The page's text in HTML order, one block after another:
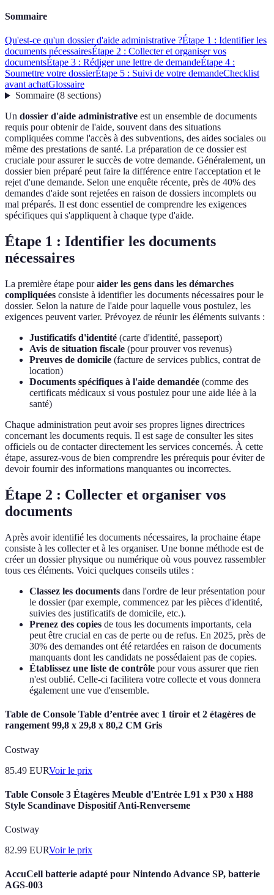
Sommaire
Qu'est-ce qu'un dossier d'aide administrative ?Étape 1 : Identifier les
documents nécessairesÉtape 2 : Collecter et organiser vos
documentsÉtape 3 : Rédiger une lettre de demandeÉtape 4 :
Soumettre votre dossierÉtape 5 : Suivi de votre demandeChecklist
avant achatGlossaire
Sommaire(8 sections)
Un dossier d'aide administrative est un ensemble de documents
requis pour obtenir de l'aide, souvent dans des situations
compliquées comme l'accès à des subventions, des aides sociales ou
même des prestations de santé. La préparation de ce dossier est
cruciale pour assurer le succès de votre demande. Généralement, un
dossier bien préparé peut faire la différence entre l'acceptation et le
rejet d'une demande. Selon une enquête récente, près de 40% des
demandes d'aide sont rejetées en raison de dossiers incomplets ou
mal préparés. Il est donc essentiel de comprendre les exigences
spécifiques qui s'appliquent à chaque type d'aide.
Étape 1 : Identifier les documents
nécessaires
La première étape pouraider les gens dans les démarches
compliquées consiste à identifier les documents nécessaires pour le
dossier. Selon la nature de l'aide pour laquelle vous postulez, les
exigences peuvent varier. Prévoyez de réunir les éléments suivants :
Justificatifs d'identité (carte d'identité, passeport)
Avis de situation fiscale (pour prouver vos revenus)
Preuves de domicile (facture de services publics, contrat de
location)
Documents spécifiques à l'aide demandée (comme des
certificats médicaux si vous postulez pour une aide liée à la
santé)
Chaque administration peut avoir ses propres lignes directrices
concernant les documents requis. Il est sage de consulter les sites
officiels ou de contacter directement les services concernés. À cette
étape, assurez-vous de bien comprendre les prérequis pour éviter de
devoir fournir des informations manquantes ou incorrectes.
Étape 2 : Collecter et organiser vos
documents
Après avoir identifié les documents nécessaires, la prochaine étape
consiste à les collecter et à les organiser. Une bonne méthode est de
créer un dossier physique ou numérique où vous pouvez rassembler
tous ces éléments. Voici quelques conseils utiles :
Classez les documents dans l'ordre de leur présentation pour
le dossier (par exemple, commencez par les pièces d'identité,
suivies des justificatifs de domicile, etc.).
Prenez des copies de tous les documents importants, cela
peut être crucial en cas de perte ou de refus. En 2025, près de
30% des demandes ont été retardées en raison de documents
manquants dont les candidats ne possédaient pas de copies.
Établissez une liste de contrôle pour vous assurer que rien
n'est oublié. Celle-ci facilitera votre collecte et vous donnera
également une vue d'ensemble.
Table de Console Table d’entrée avec 1 tiroir et 2 étagères de
rangement 99,8 x 29,8 x 80,2 CM Gris
Costway
85.49 EURVoir le prix
Table Console 3 Étagères Meuble d'Entrée L91 x P30 x H88
Style Scandinave Dispositif Anti-Renverseme
Costway
82.99 EURVoir le prix
AccuCell batterie adapté pour Nintendo Advance SP, batterie
AGS-003